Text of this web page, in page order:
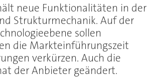
neue Funktionalitäten in der
Strukturmechanik. Auf der
sollen
die Markteinführungszeit
verkürzen. Auch die
der Anbieter geändert.